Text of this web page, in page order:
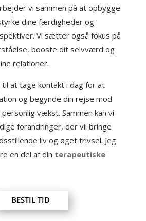
vi sammen på at opbygge
dine færdigheder og
Vi sætter også fokus på
booste dit selvværd og
relationer.
at tage kontakt i dag for at
og begynde din rejse mod
vækst. Sammen kan vi
forandringer, der vil bringe
liv og øget trivsel. Jeg
en del af din terapeutiske
BESTIL TID